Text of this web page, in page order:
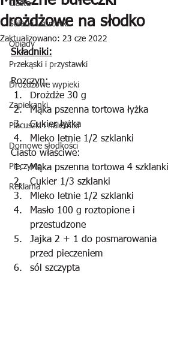
Ciasta
Sałatki i surówki
Obiady
Przekąski i przystawki
Drożdżowe wypieki
Zapiekanki
Placuszki i naleśniki
Domowe słodkości
Pieczywo
Reklama
drożdżowe na słodko
Zaktualizowano: 23 cze 2022
Składniki:
Rozczyn:
Drożdże 30 g
Mąka pszenna tortowa łyżka
Cukier łyżka
Mleko letnie 1/2 szklanki
Ciasto właściwe:
Mąka pszenna tortowa 4 szklanki
Cukier 1/3 szklanki
Mleko letnie 1/2 szklanki
Masło 100 g roztopione i
przestudzone
Jajka 2 + 1 do posmarowania
przed pieczeniem
sól szczypta